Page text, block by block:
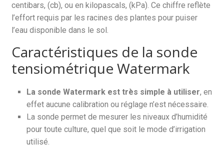
centibars, (cb), ou en kilopascals, (kPa). Ce chiffre reflète
l’effort requis par les racines des plantes pour puiser
l’eau disponible dans le sol.
Caractéristiques de la sonde
tensiométrique Watermark
La sonde Watermark est très simple à utiliser, en
effet aucune calibration ou réglage n’est nécessaire.
La sonde permet de mesurer les niveaux d’humidité
pour toute culture, quel que soit le mode d’irrigation
utilisé.